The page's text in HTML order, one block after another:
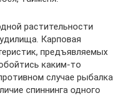
растительности
Карповая
предъявляемых
каким-то
случае рыбалка
спиннинга одного